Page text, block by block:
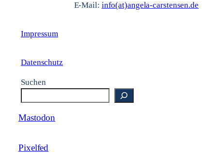
E-Mail: info(at)angela-carstensen.de
Impressum
Datenschutz
Suchen
Mastodon
Pixelfed